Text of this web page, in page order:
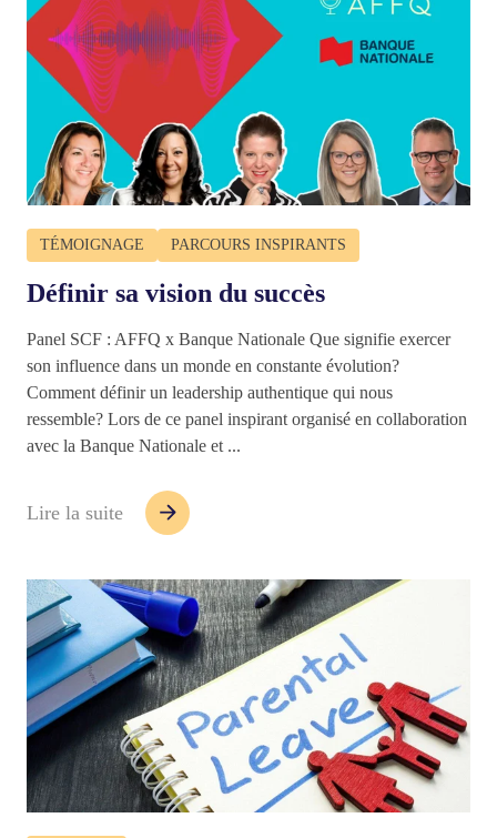
TÉMOIGNAGE PARCOURS INSPIRANTS
Définir sa vision du succès
Panel SCF : AFFQ x Banque Nationale Que signifie exercer
son influence dans un monde en constante évolution?
Comment définir un leadership authentique qui nous
ressemble? Lors de ce panel inspirant organisé en collaboration
avec la Banque Nationale et ...
Lire la suite